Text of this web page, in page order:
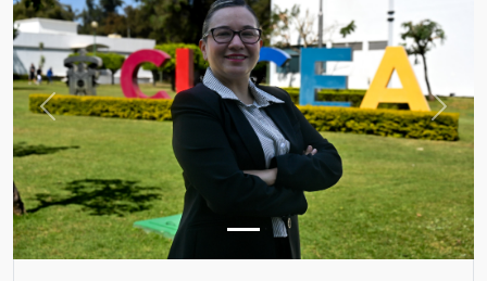
Previous Next